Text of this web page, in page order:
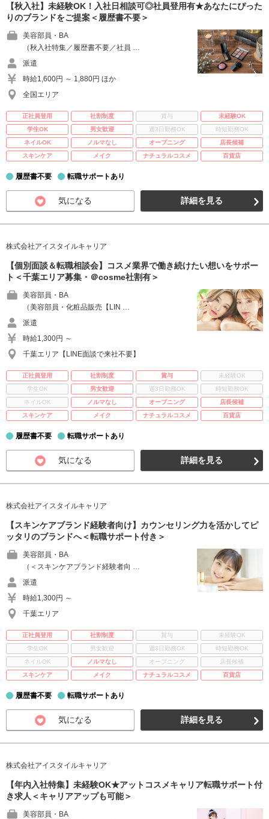
【秋入社】未経験OK！入社日相談可◎社員登用有★あなたにぴった
りのブランドをご提案＜履歴書不要＞
美容部員・BA
（秋入社特集／履歴書不要／社員 …
派遣
時給1,600円 ～ 1,880円 ほか
全国エリア
正社員登用 社割制度 賞与
未経験OK
学生OK
男女歓迎 週3日勤務OK
時短勤務OK
ネイルOK
ノルマなし オープニング
店長候補
スキンケア
メイク ナチュラルコスメ 百貨店
履歴書不要 転職サポートあり
気になる 詳細を見る
株式会社アイスタイルキャリア
【個別面談＆転職相談会】コスメ業界で働き続けたい想いをサポー
ト＜千葉エリア募集・＠cosme社割有＞
美容部員・BA
（美容部員・化粧品販売【LIN …
派遣
時給1,300円 ～
千葉エリア【LINE面談で来社不要】
正社員登用 社割制度 賞与
未経験OK
学生OK
男女歓迎 週3日勤務OK
時短勤務OK
ネイルOK
ノルマなし オープニング
店長候補
スキンケア
メイク ナチュラルコスメ 百貨店
履歴書不要 転職サポートあり
気になる 詳細を見る
株式会社アイスタイルキャリア
【スキンケアブランド経験者向け】カウンセリング力を活かしてピ
ッタリのブランドへ＜転職サポート付き＞
美容部員・BA
（＜スキンケアブランド経験者向 …
派遣
時給1,300円 ～
千葉エリア
正社員登用 社割制度 賞与
未経験OK
学生OK
男女歓迎 週3日勤務OK
時短勤務OK
ネイルOK
ノルマなし オープニング
店長候補
スキンケア
メイク ナチュラルコスメ 百貨店
履歴書不要 転職サポートあり
気になる 詳細を見る
株式会社アイスタイルキャリア
【年内入社特集】未経験OK★アットコスメキャリア転職サポート付
き求人＜キャリアアップも可能＞
美容部員・BA